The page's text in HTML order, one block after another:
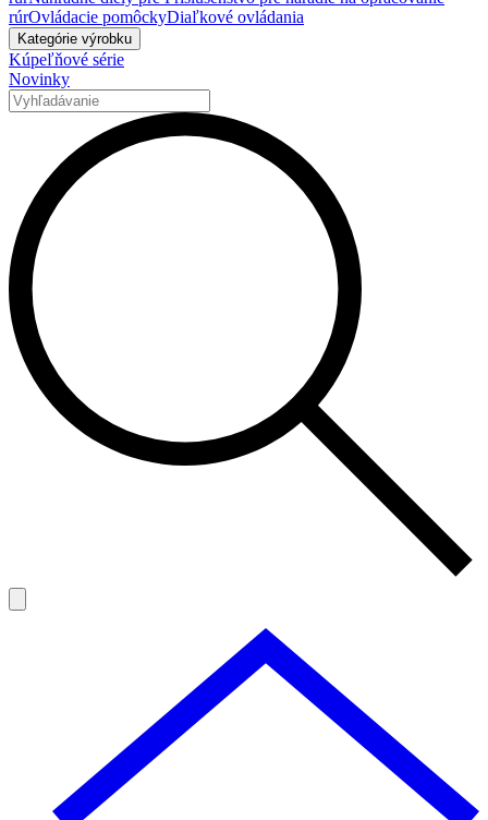
rúrOvládacie pomôckyDiaľkové ovládania
Kategórie výrobku
Kúpeľňové série
Novinky